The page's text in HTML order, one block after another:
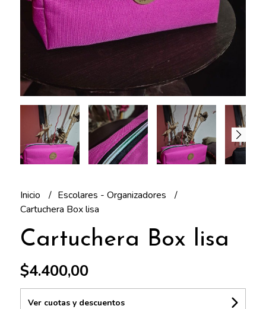
Inicio
Escolares - Organizadores
Cartuchera Box lisa
Cartuchera Box lisa
$4.400,00
Ver cuotas y descuentos